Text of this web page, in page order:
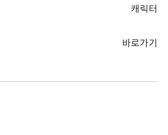
캐릭터
바로가기